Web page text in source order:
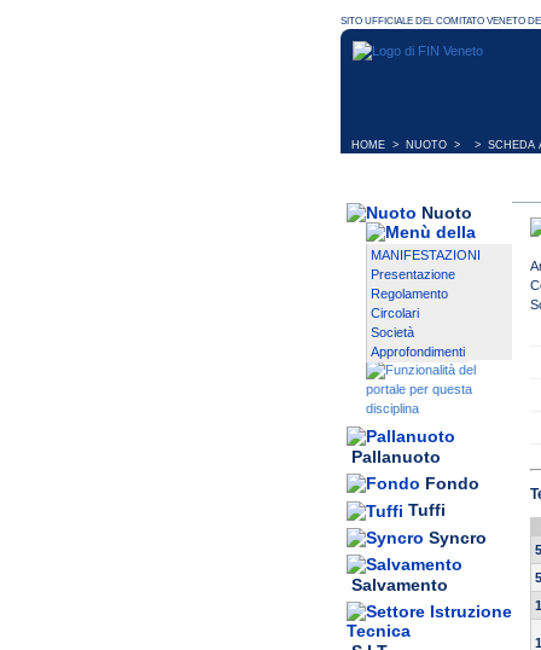
HOME > NUOTO > > SCHEDA
Nuoto
MANIFESTAZIONI
Presentazione
Regolamento
Circolari
Società
Approfondimenti
Pallanuoto
Fondo
Tuffi
Syncro
Salvamento